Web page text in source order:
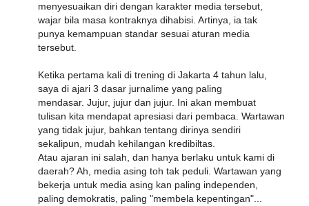
menyesuaikan diri dengan karakter media tersebut,
wajar bila masa kontraknya dihabisi. Artinya, ia tak
punya kemampuan standar sesuai aturan media
tersebut.
Ketika pertama kali di trening di Jakarta 4 tahun lalu,
saya di ajari 3 dasar jurnalime yang paling
mendasar. Jujur, jujur dan jujur. Ini akan membuat
tulisan kita mendapat apresiasi dari pembaca. Wartawan
yang tidak jujur, bahkan tentang dirinya sendiri
sekalipun, mudah kehilangan kredibiltas.
Atau ajaran ini salah, dan hanya berlaku untuk kami di
daerah? Ah, media asing toh tak peduli. Wartawan yang
bekerja untuk media asing kan paling independen,
paling demokratis, paling "membela kepentingan"...